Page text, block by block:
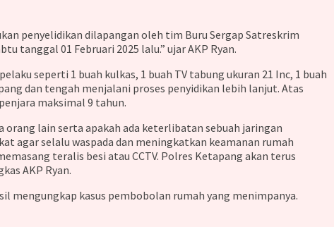
penyelidikan dilapangan oleh tim Buru Sergap Satreskrim
tanggal 01 Februari 2025 lalu.” ujar AKP Ryan.
seperti 1 buah kulkas, 1 buah TV tabung ukuran 21 Inc, 1 buah
dan tengah menjalani proses penyidikan lebih lanjut. Atas
maksimal 9 tahun.
lain serta apakah ada keterlibatan sebuah jaringan
agar selalu waspada dan meningkatkan keamanan rumah
teralis besi atau CCTV. Polres Ketapang akan terus
AKP Ryan.
mengungkap kasus pembobolan rumah yang menimpanya.